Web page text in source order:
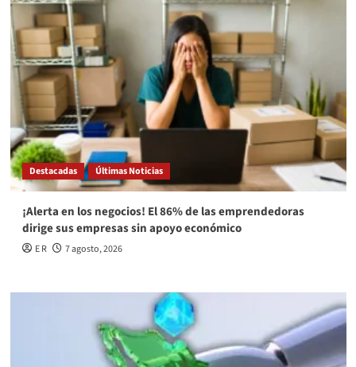
Destacadas Últimas Noticias
¡Alerta en los negocios! El 86% de las emprendedoras
dirige sus empresas sin apoyo económico
E R 7 agosto, 2026